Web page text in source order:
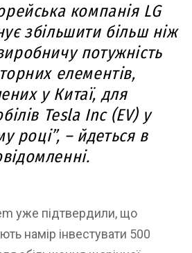
компанія LG
збільшити більш ніж
потужність
елементів,
у Китаї, для
Tesla Inc (EV) у
році”, – йдеться в
уже підтвердили, що
намір інвестувати 500